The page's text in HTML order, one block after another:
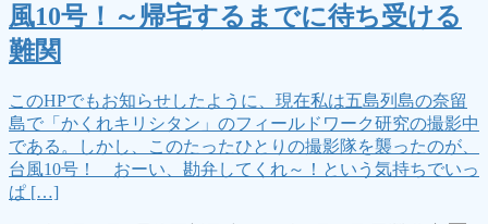
風10号！～帰宅するまでに待ち受ける
難関
このHPでもお知らせしたように、現在私は五島列島の奈留
島で「かくれキリシタン」のフィールドワーク研究の撮影中
である。しかし、このたったひとりの撮影隊を襲ったのが、
台風10号！ おーい、勘弁してくれ～！という気持ちでいっ
ぱ […]